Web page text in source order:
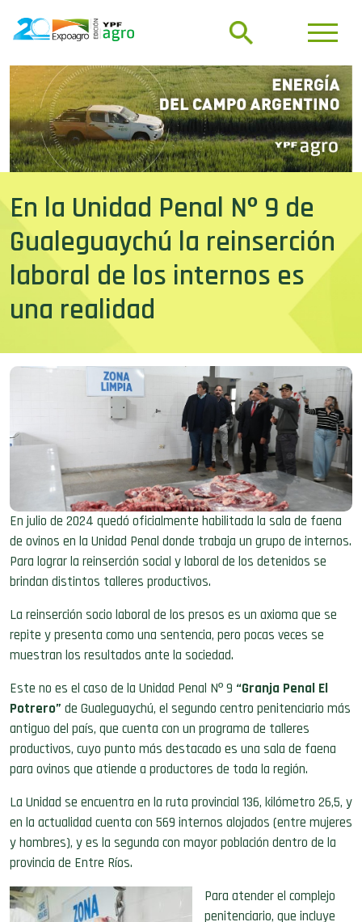
En la Unidad Penal Nº 9 de
Gualeguaychú la reinserción
laboral de los internos es
una realidad
En julio de 2024 quedó oficialmente habilitada la sala de faena
de ovinos en la Unidad Penal donde trabaja un grupo de internos.
Para lograr la reinserción social y laboral de los detenidos se
brindan distintos talleres productivos.
La reinserción socio laboral de los presos es un axioma que se
repite y presenta como una sentencia, pero pocas veces se
muestran los resultados ante la sociedad.
Este no es el caso de la Unidad Penal Nº 9 “Granja Penal El
Potrero” de Gualeguaychú, el segundo centro penitenciario más
antiguo del país, que cuenta con un programa de talleres
productivos, cuyo punto más destacado es una sala de faena
para ovinos que atiende a productores de toda la región.
La Unidad se encuentra en la ruta provincial 136, kilómetro 26,5, y
en la actualidad cuenta con 569 internos alojados (entre mujeres
y hombres), y es la segunda con mayor población dentro de la
provincia de Entre Ríos.
Para atender el complejo
penitenciario, que incluye